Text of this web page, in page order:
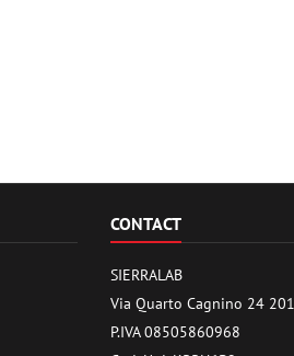
CONTACT
SIERRALAB
Via Quarto Cagnino 24
P.IVA 08505860968